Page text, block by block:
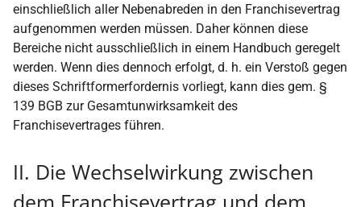
einschließlich aller Nebenabreden in den Franchisevertrag
aufgenommen werden müssen. Daher können diese
Bereiche nicht ausschließlich in einem Handbuch geregelt
werden. Wenn dies dennoch erfolgt, d. h. ein Verstoß gegen
dieses Schriftformerfordernis vorliegt, kann dies gem. §
139 BGB zur Gesamtunwirksamkeit des
Franchisevertrages führen.
II. Die Wechselwirkung zwischen
dem Franchisevertrag und dem